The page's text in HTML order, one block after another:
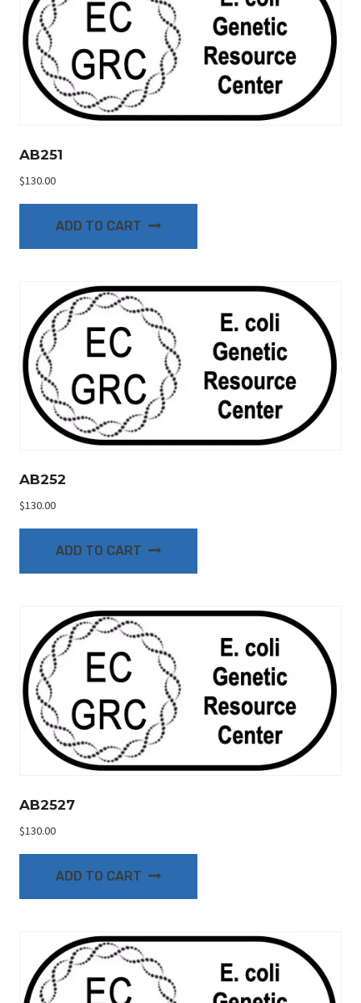
AB251
$130.00
ADD TO CART
AB252
$130.00
ADD TO CART
AB2527
$130.00
ADD TO CART